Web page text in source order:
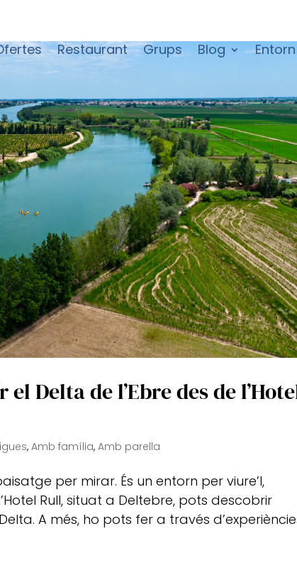
Restaurant Grups Blog Entorn
Delta de l’Ebre des de
,Amb família,Amb parella
per mirar. És un entorn per viure’l,
Rull, situat a Deltebre, pots descobrir
A més, ho pots fer a través